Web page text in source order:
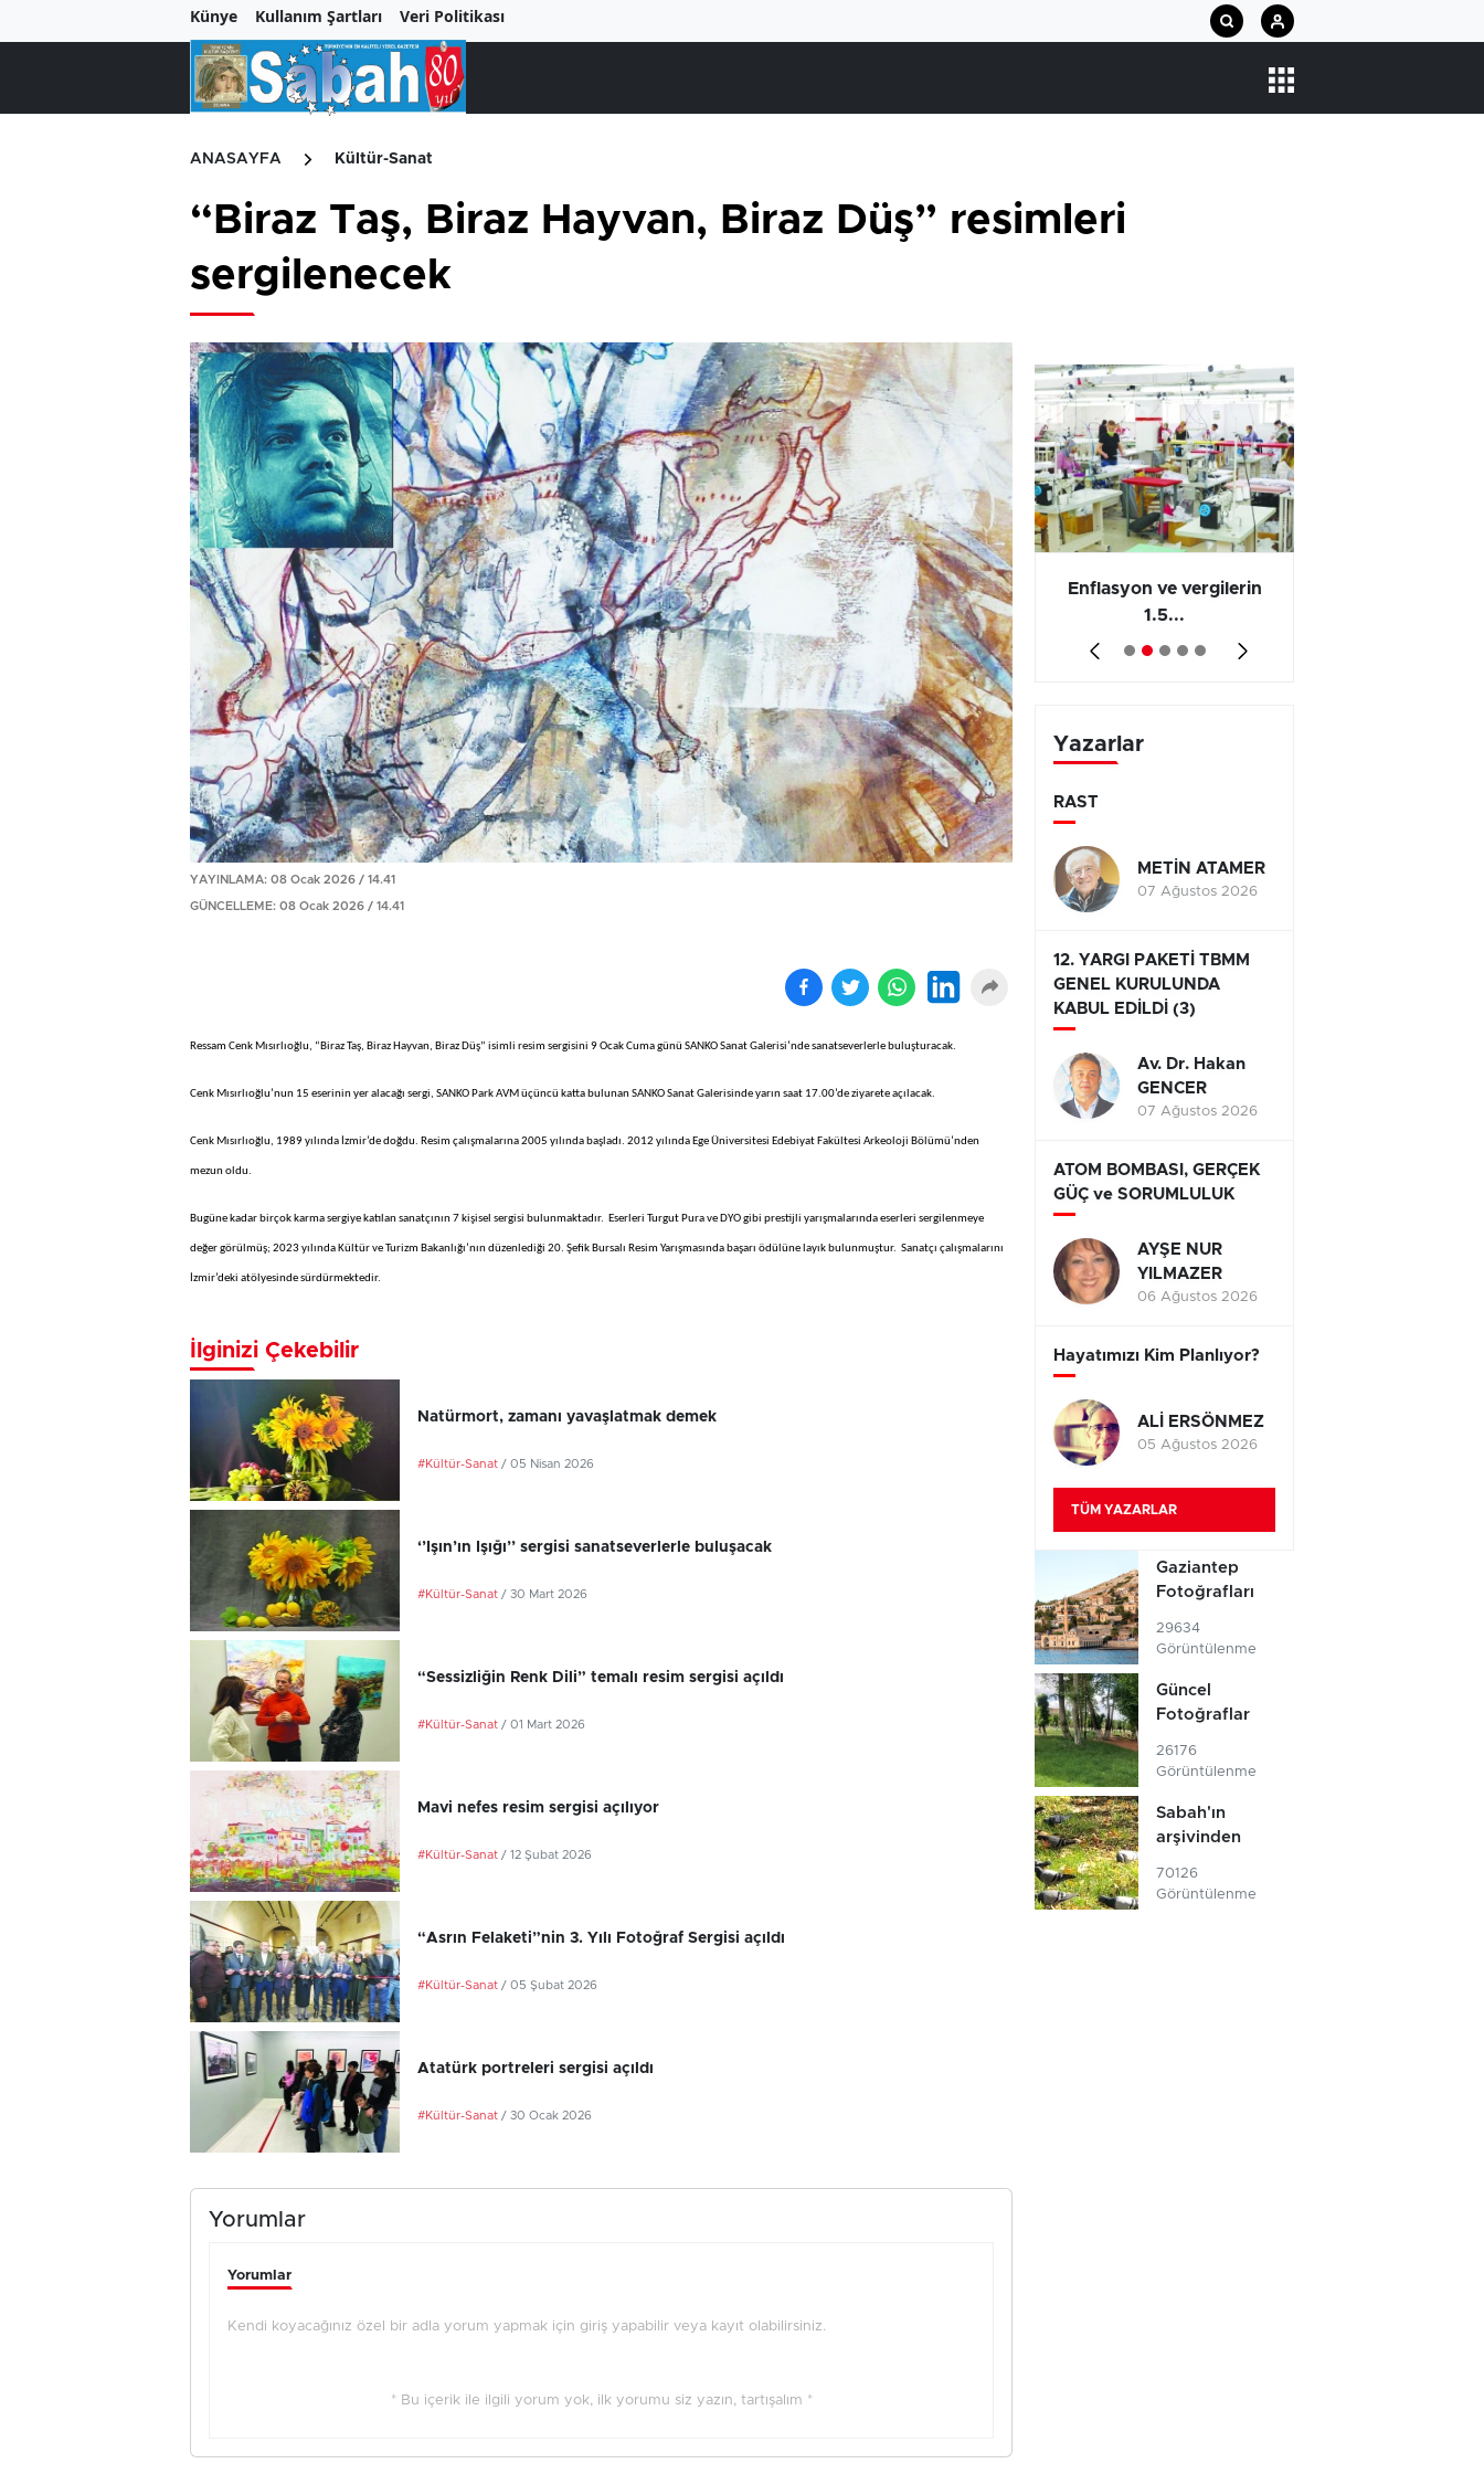
Künye Kullanım Şartları Veri Politikası
ANASAYFA Kültür-Sanat
“Biraz Taş, Biraz Hayvan, Biraz Düş” resimleri
sergilenecek
YAYINLAMA: 08 Ocak 2026 / 14.41
GÜNCELLEME: 08 Ocak 2026 / 14.41
Ressam Cenk Mısırlıoğlu, “Biraz Taş, Biraz Hayvan, Biraz Düş” isimli resim sergisini 9 Ocak Cuma günü SANKO Sanat Galerisi’nde sanatseverlerle buluşturacak.
Cenk Mısırlıoğlu’nun 15 eserinin yer alacağı sergi, SANKO Park AVM üçüncü katta bulunan SANKO Sanat Galerisinde yarın saat 17.00’de ziyarete açılacak.
Cenk Mısırlıoğlu, 1989 yılında İzmir’de doğdu. Resim çalışmalarına 2005 yılında başladı. 2012 yılında Ege Üniversitesi Edebiyat Fakültesi Arkeoloji Bölümü’nden
mezun oldu.
Bugüne kadar birçok karma sergiye katılan sanatçının 7 kişisel sergisi bulunmaktadır. Eserleri Turgut Pura ve DYO gibi prestijli yarışmalarında eserleri sergilenmeye
değer görülmüş; 2023 yılında Kültür ve Turizm Bakanlığı’nın düzenlediği 20. Şefik Bursalı Resim Yarışmasında başarı ödülüne layık bulunmuştur. Sanatçı çalışmalarını
İzmir’deki atölyesinde sürdürmektedir.
İlginizi Çekebilir
Natürmort, zamanı yavaşlatmak demek
#Kültür-Sanat / 05 Nisan 2026
‘’Işın’ın Işığı’’ sergisi sanatseverlerle buluşacak
#Kültür-Sanat / 30 Mart 2026
“Sessizliğin Renk Dili” temalı resim sergisi açıldı
#Kültür-Sanat / 01 Mart 2026
Mavi nefes resim sergisi açılıyor
#Kültür-Sanat / 12 Şubat 2026
“Asrın Felaketi”nin 3. Yılı Fotoğraf Sergisi açıldı
#Kültür-Sanat / 05 Şubat 2026
Atatürk portreleri sergisi açıldı
#Kültür-Sanat / 30 Ocak 2026
Yorumlar
Yorumlar
Kendi koyacağınız özel bir adla yorum yapmak için giriş yapabilir veya kayıt olabilirsiniz.
* Bu içerik ile ilgili yorum yok, ilk yorumu siz yazın, tartışalım *
Birçok uyku hastalığının
tan...
En ucuz sigara 120 TL, en
pa...
Enflasyon ve vergilerin
1.5...
Yazarlar
RAST
METİN ATAMER
07 Ağustos 2026
12. YARGI PAKETİ TBMM
GENEL KURULUNDA
KABUL EDİLDİ (3)
Av. Dr. Hakan
GENCER
07 Ağustos 2026
ATOM BOMBASI, GERÇEK
GÜÇ ve SORUMLULUK
AYŞE NUR
YILMAZER
06 Ağustos 2026
Hayatımızı Kim Planlıyor?
ALİ ERSÖNMEZ
05 Ağustos 2026
TÜM YAZARLAR
Gaziantep
Fotoğrafları
29634
Görüntülenme
Güncel
Fotoğraflar
26176
Görüntülenme
Sabah'ın
arşivinden
70126
Görüntülenme